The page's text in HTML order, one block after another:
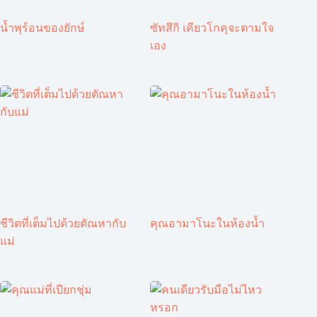
น้ำพุร้อนของยักษ์
ซัทสึกิ เคียวโกคุจะตามใจ
เอง
ชีวิตที่เต็มไปด้วยตัณหากับ
แม่
คุณอามาโนะในห้องน้ำ